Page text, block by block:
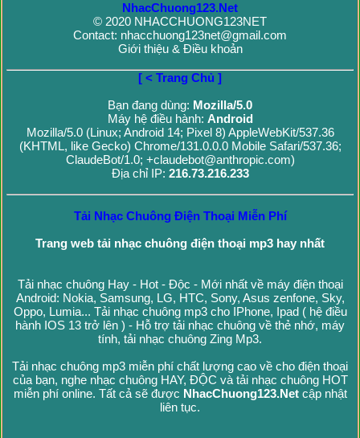
NhacChuong123.Net
© 2020 NHACCHUONG123NET
Contact: nhacchuong123net@gmail.com
Giới thiệu & Điều khoản
[ < Trang Chủ ]
Bạn đang dùng: Mozilla/5.0
Máy hệ điều hành: Android
Mozilla/5.0 (Linux; Android 14; Pixel 8) AppleWebKit/537.36
(KHTML, like Gecko) Chrome/131.0.0.0 Mobile Safari/537.36;
ClaudeBot/1.0; +claudebot@anthropic.com)
Địa chỉ IP: 216.73.216.233
Tải Nhạc Chuông Điện Thoại Miễn Phí
Trang web tải nhạc chuông điện thoại mp3 hay nhất
Tải nhạc chuông Hay - Hot - Độc - Mới nhất về máy điện thoại
Android: Nokia, Samsung, LG, HTC, Sony, Asus zenfone, Sky,
Oppo, Lumia... Tải nhạc chuông mp3 cho IPhone, Ipad ( hệ điều
hành IOS 13 trở lên ) - Hỗ trợ tải nhạc chuông về thẻ nhớ, máy
tính, tải nhạc chuông Zing Mp3.
Tải nhạc chuông mp3 miễn phí chất lượng cao về cho điện thoại
của bạn, nghe nhạc chuông HAY, ĐỘC và tải nhạc chuông HOT
miễn phí online. Tất cả sẽ được NhacChuong123.Netcập nhật
liên tục.